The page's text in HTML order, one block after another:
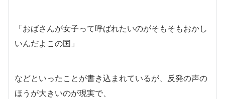
「おばさんが女子って呼ばれたいのがそもそもおかし
いんだよこの国」
などといったことが書き込まれているが、反発の声の
ほうが大きいのが現実で、